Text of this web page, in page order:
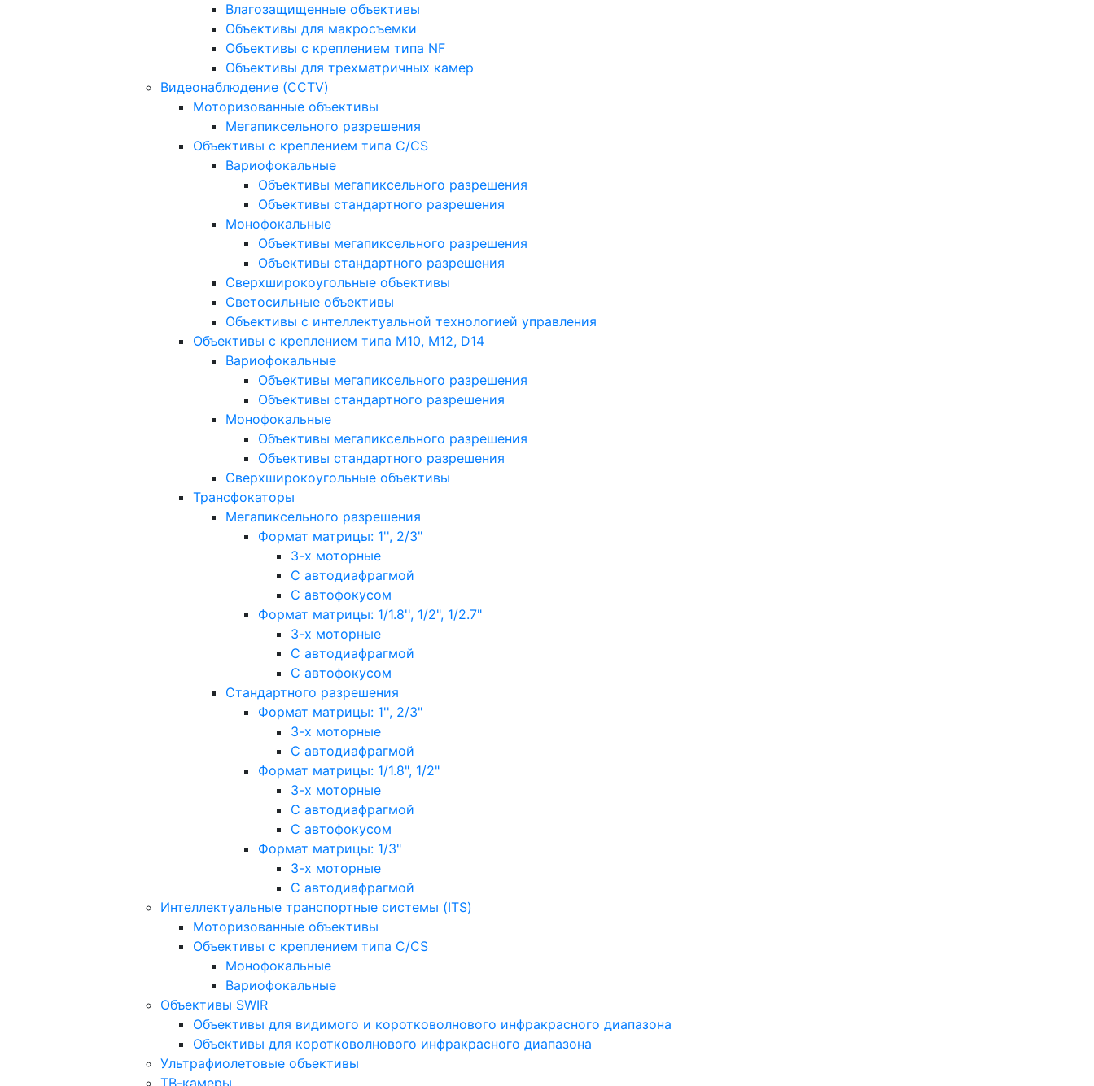
Влагозащищенные объективы
Объективы для макросъемки
Объективы с креплением типа NF
Объективы для трехматричных камер
Видеонаблюдение (CCTV)
Моторизованные объективы
Мегапиксельного разрешения
Объективы с креплением типа C/CS
Вариофокальные
Объективы мегапиксельного разрешения
Объективы стандартного разрешения
Монофокальные
Объективы мегапиксельного разрешения
Объективы стандартного разрешения
Сверхширокоугольные объективы
Светосильные объективы
Объективы с интеллектуальной технологией управления
Объективы с креплением типа M10, M12, D14
Вариофокальные
Объективы мегапиксельного разрешения
Объективы стандартного разрешения
Монофокальные
Объективы мегапиксельного разрешения
Объективы стандартного разрешения
Сверхширокоугольные объективы
Трансфокаторы
Мегапиксельного разрешения
Формат матрицы: 1'', 2/3"
3-х моторные
С автодиафрагмой
С автофокусом
Формат матрицы: 1/1.8'', 1/2", 1/2.7"
3-х моторные
С автодиафрагмой
С автофокусом
Стандартного разрешения
Формат матрицы: 1'', 2/3"
3-х моторные
С автодиафрагмой
Формат матрицы: 1/1.8", 1/2"
3-х моторные
С автодиафрагмой
С автофокусом
Формат матрицы: 1/3"
3-х моторные
С автодиафрагмой
Интеллектуальные транспортные системы (ITS)
Моторизованные объективы
Объективы с креплением типа C/CS
Монофокальные
Вариофокальные
Объективы SWIR
Объективы для видимого и коротковолнового инфракрасного диапазона
Объективы для коротковолнового инфракрасного диапазона
Ультрафиолетовые объективы
ТВ-камеры